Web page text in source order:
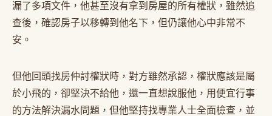
漏了多項文件，他甚至沒有拿到房屋的所有權狀，雖然追
查後，確認房子以移轉到他名下，但仍讓他心中非常不
安。
但他回頭找房仲討權狀時，對方雖然承認，權狀應該是屬
於小飛的，卻堅決不給他，還一直想說服他，用便宜行事
的方法解決漏水問題，但他堅持找專業人士全面檢查，並